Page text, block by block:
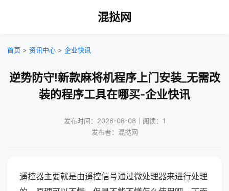
混挞网
首页 > 资讯中心 > 企业快讯
逆势防守!新款麻将机程序上门安装_无需改
装的程序工具在哪买-企业快讯
发布时间：2026-08-08｜阅读：1
发布者：混挞网
遥控器主要就是由遥控信号通过微处理器来进行处理